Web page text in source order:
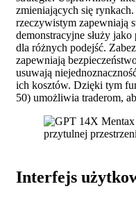
zmieniających się
rzeczywistym zapewniają
demonstracyjne służy
dla różnych podejść.
zapewniają
usuwają
ich kosztów. Dzięki tym
50) umożliwia traderom,
Interfejs